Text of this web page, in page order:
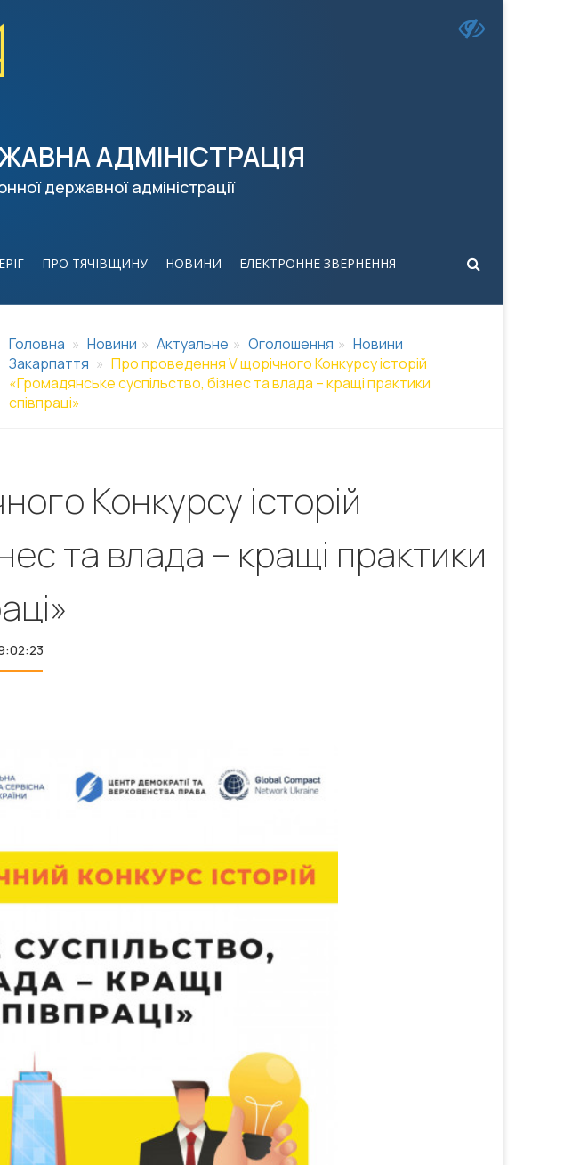
АДМІНІСТРАЦІЯ
державної адміністрації
ПРО ТЯЧІВЩИНУ НОВИНИ ЕЛЕКТРОННЕ ЗВЕРНЕННЯ
Головна Новини Актуальне Оголошення
Новини
Закарпаття
Про проведення V щорічного Конкурсу історій
«Громадянське суспільство, бізнес та влада – кращі практики
співпраці»
Конкурсу історій
та влада – кращі практики